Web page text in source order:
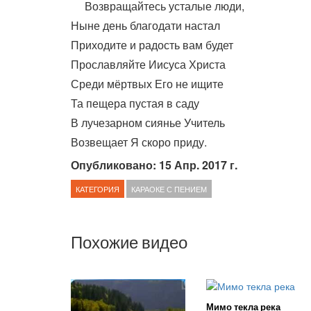
Возвращайтесь усталые люди,
Ныне день благодати настал
Приходите и радость вам будет
Прославляйте Иисуса Христа
Среди мёртвых Его не ищите
Та пещера пустая в саду
В лучезарном сиянье Учитель
Возвещает Я скоро приду.
Опубликовано: 15 Апр. 2017 г.
КАТЕГОРИЯ КАРАОКЕ С ПЕНИЕМ
Похожие видео
Мимо текла река